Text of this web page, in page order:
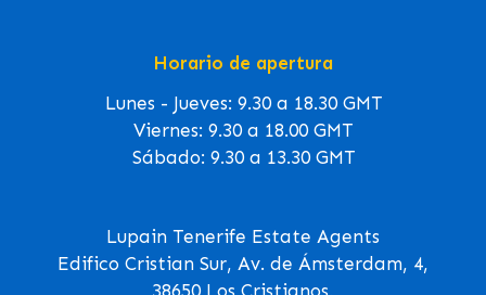
Horario de apertura
Lunes - Jueves: 9.30 a 18.30 GMT
Viernes: 9.30 a 18.00 GMT
Sábado: 9.30 a 13.30 GMT
Lupain Tenerife Estate Agents
Edifico Cristian Sur, Av. de Ámsterdam, 4,